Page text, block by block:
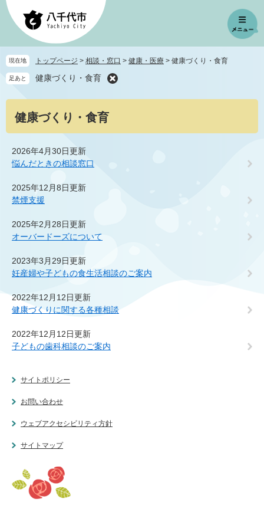
ペ
先
頭
メ
を
飛
文
現在地 トップページ > 相談・窓口 > 健康・医療 > 健康づくり・食育
足あと 健康づくり・食育
健康づくり・食育
2026年4月30日更新
悩んだときの相談窓口
2025年12月8日更新
禁煙支援
2025年2月28日更新
オーバードーズについて
2023年3月29日更新
妊産婦や子どもの食生活相談のご案内
2022年12月12日更新
健康づくりに関する各種相談
2022年12月12日更新
子どもの歯科相談のご案内
サイトポリシー
お問い合わせ
ウェブアクセシビリティ方針
サイトマップ